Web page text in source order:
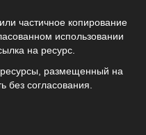
частичное копирование
использовании
на ресурс.
ресурсы, размещенный на
без согласования.